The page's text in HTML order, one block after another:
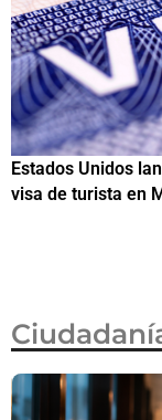
Estados Unidos
visa de turista en